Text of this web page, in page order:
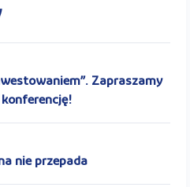
Zapraszamy
konferencję!
nie przepada